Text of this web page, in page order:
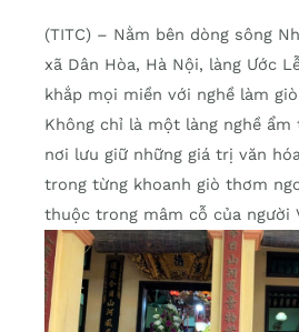
(TITC) – Nằm bên dòng sông
xã Dân Hòa, Hà Nội, làng Ước
khắp mọi miền với nghề làm
Không chỉ là một làng nghề ẩm
nơi lưu giữ những giá trị văn
trong từng khoanh giò thơm
thuộc trong mâm cỗ của người